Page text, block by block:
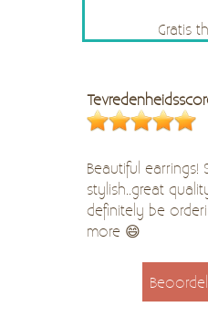
Gratis
Beautiful earrings!
stylish..great
definitely be
more 😄